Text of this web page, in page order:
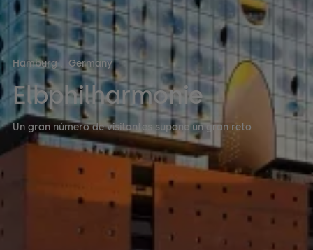
Hamburg , Germany
Elbphilharmonie
Un gran número de visitantes supone un gran reto